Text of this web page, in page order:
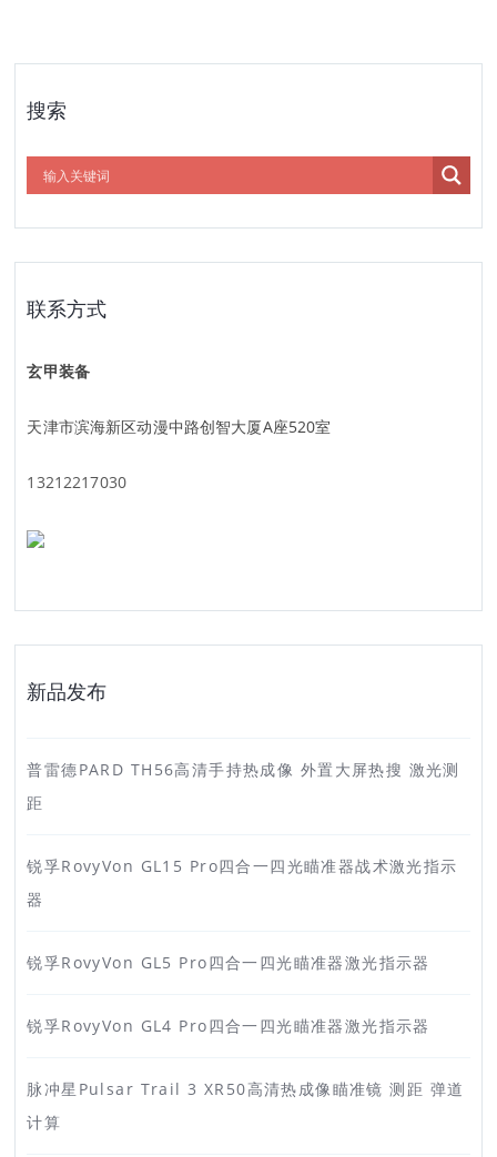
搜索
联系方式
玄甲装备
天津市滨海新区动漫中路创智大厦A座520室
13212217030
新品发布
普雷德PARD TH56高清手持热成像 外置大屏热搜 激光测
距
锐孚RovyVon GL15 Pro四合一四光瞄准器战术激光指示
器
锐孚RovyVon GL5 Pro四合一四光瞄准器激光指示器
锐孚RovyVon GL4 Pro四合一四光瞄准器激光指示器
脉冲星Pulsar Trail 3 XR50高清热成像瞄准镜 测距 弹道
计算